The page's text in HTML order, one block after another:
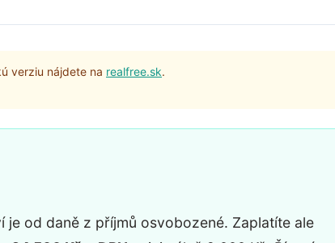
verziu nájdete na realfree.sk.
od daně z příjmů osvobozené. Zaplatíte ale